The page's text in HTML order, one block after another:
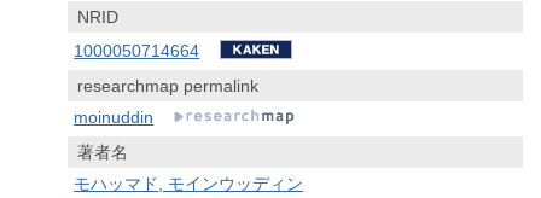
NRID
1000050714664
researchmap permalink
moinuddin
著者名
モハッマド, モインウッディン